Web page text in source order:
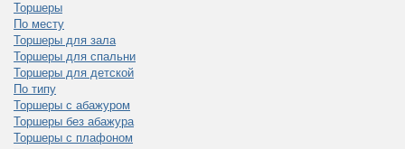
Торшеры
По месту
Торшеры для зала
Торшеры для спальни
Торшеры для детской
По типу
Торшеры с абажуром
Торшеры без абажура
Торшеры с плафоном